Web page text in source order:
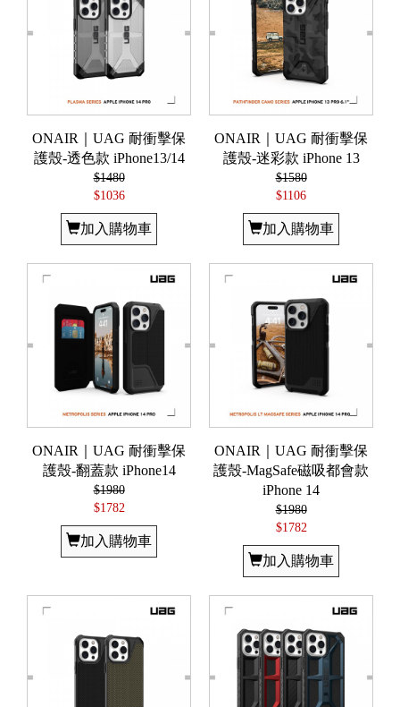
ONAIR｜UAG 耐衝擊保
護殼-透色款 iPhone13/14
$1480
$1036
加入購物車
ONAIR｜UAG 耐衝擊保
護殼-迷彩款 iPhone 13
$1580
$1106
加入購物車
ONAIR｜UAG 耐衝擊保
護殼-翻蓋款 iPhone14
$1980
$1782
加入購物車
ONAIR｜UAG 耐衝擊保
護殼-MagSafe磁吸都會款
iPhone 14
$1980
$1782
加入購物車